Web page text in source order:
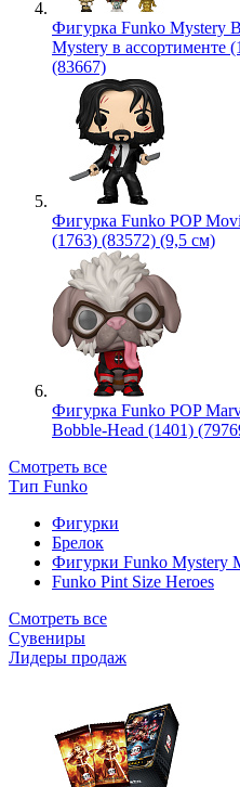
Фигурка Funko Mystery
Mystery в ассортименте
(83667)
Фигурка Funko POP
(1763) (83572) (9,5 см)
Фигурка Funko POP
Bobble-Head (1401)
Смотреть все
Тип Funko
Фигурки
Брелок
Фигурки Funko Mystery
Funko Pint Size Heroes
Смотреть все
Сувениры
Лидеры продаж